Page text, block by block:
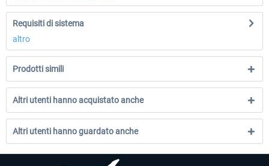
Requisiti di sistema
altro
Prodotti simili
Altri utenti hanno acquistato anche
Altri utenti hanno guardato anche